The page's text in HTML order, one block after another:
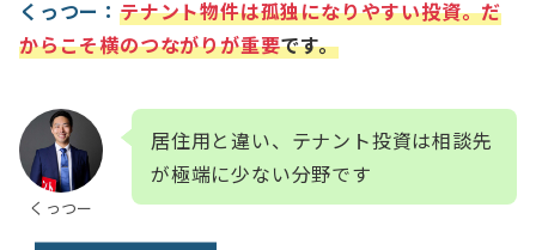
くっつー： テナント物件は孤独になりやすい投資。だ
からこそ横のつながりが重要です。
くっつー
居住用と違い、テナント投資は相談先
が極端に少ない分野です